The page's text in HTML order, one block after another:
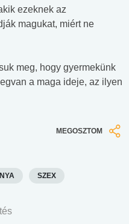
ezeknek az
magukat, miért ne
meg, hogy gyermekünk
a maga ideje, az ilyen
MEGOSZTOM
SZEX